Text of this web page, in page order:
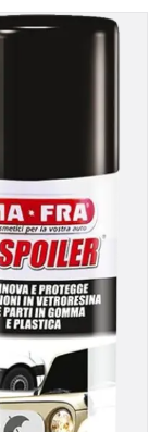
bis
CHF 14.05